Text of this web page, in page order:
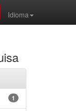
Idioma
1